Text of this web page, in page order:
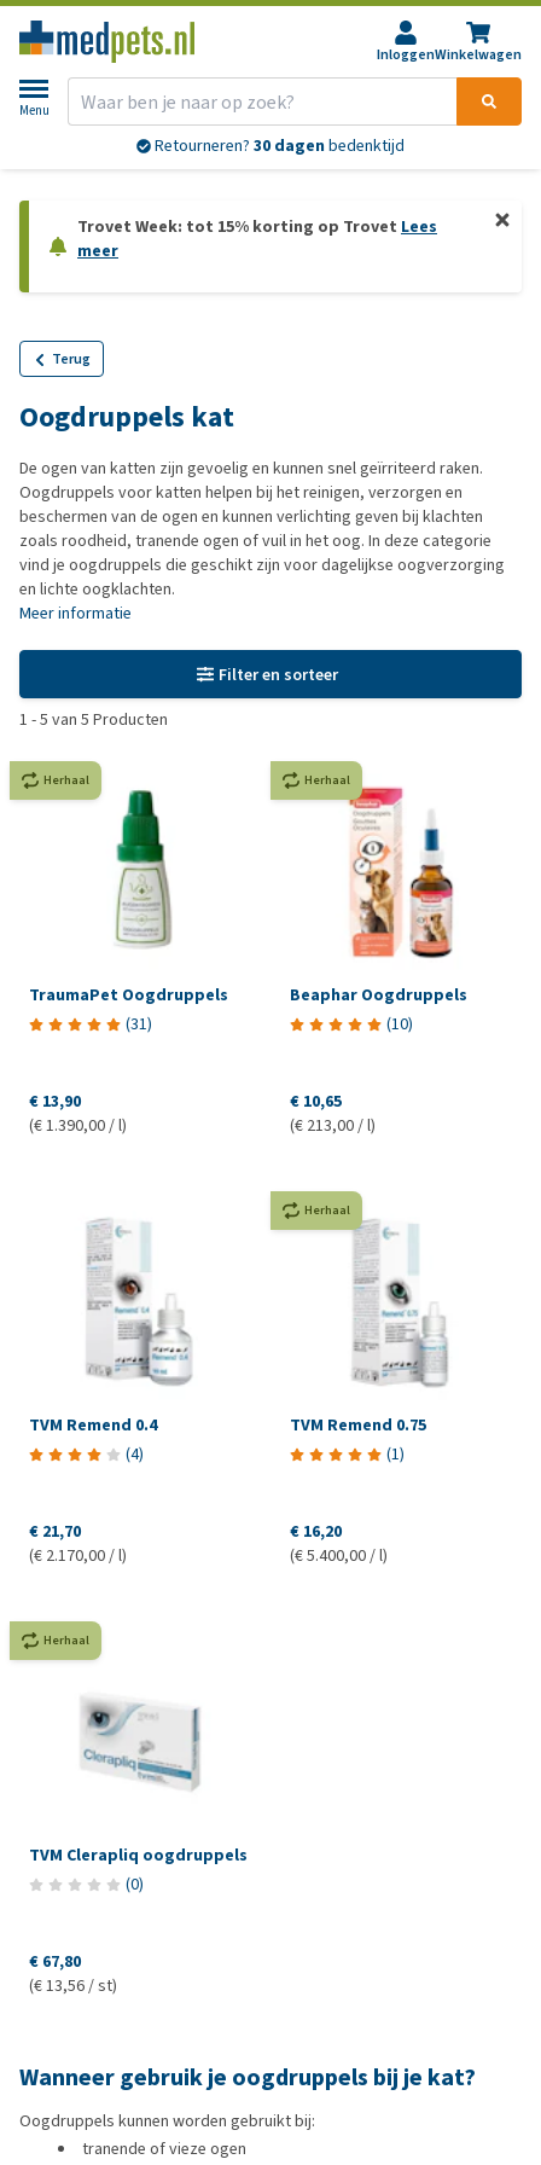
InloggenWinkelwagen
Menu
Retourneren? 30 dagenbedenktijd
Trovet Week: tot 15% korting op Trovet Lees
meer
Terug
Oogdruppels kat
De ogen van katten zijn gevoelig en kunnen snel geïrriteerd raken.
Oogdruppels voor katten helpen bij het reinigen, verzorgen en
beschermen van de ogen en kunnen verlichting geven bij klachten
zoals roodheid, tranende ogen of vuil in het oog. In deze categorie
vind je oogdruppels die geschikt zijn voor dagelijkse oogverzorging
en lichte oogklachten.
Meer informatie
Filter en sorteer
1 -5 van 5 Producten
Herhaal
TraumaPet Oogdruppels
(31)
€ 13,90
(€ 1.390,00 / l)
Herhaal
Beaphar Oogdruppels
(10)
€ 10,65
(€ 213,00 / l)
TVM Remend 0.4
(4)
€ 21,70
(€ 2.170,00 / l)
Herhaal
TVM Remend 0.75
(1)
€ 16,20
(€ 5.400,00 / l)
Herhaal
TVM Clerapliq oogdruppels
(0)
€ 67,80
(€ 13,56 / st)
Wanneer gebruik je oogdruppels bij je kat?
Oogdruppels kunnen worden gebruikt bij:
tranende of vieze ogen